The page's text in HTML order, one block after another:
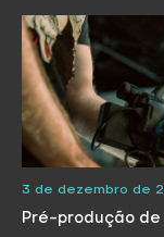
3 de dezembro de
Pré-produção